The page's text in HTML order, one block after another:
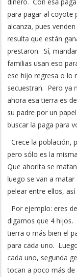
dinero. Con esa
para pagar al coyote
alcanza, pues
resulta que están
prestaron. Sí,
familias usan eso
ese hijo regresa o lo
secuestran. Pero ya
ahora esa tierra es
su padre por un
buscar la paga para
Crece la población,
pero sólo es la
Que ahorita se
luego se van a
pelear entre ellos,
Por ejemplo: eres
digamos que 4 hijos.
tierra o más bien el
para cada uno.
cada uno, segunda
tocan a poco más